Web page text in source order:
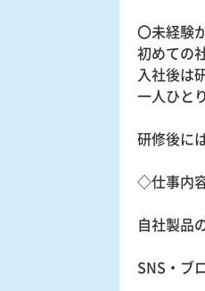
〇未経験
初めての
入社後は
一人ひと
研修後に
◇仕事内
自社製品
SNS・ブ